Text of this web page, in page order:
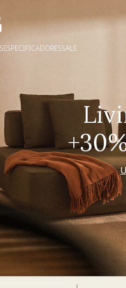
ESPECIFICADORESSALE